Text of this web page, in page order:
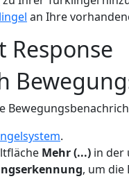
an Ihre
Response
.
Mehr (...) in der
, um die